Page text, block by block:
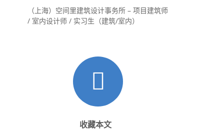
（上海）空间里建筑设计事务所 – 项目建筑师
/ 室内设计师 / 实习生（建筑/室内）
收藏本文